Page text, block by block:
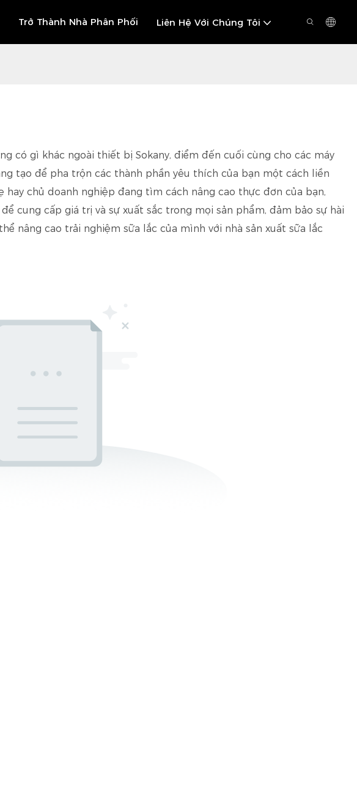
Trở Thành Nhà Phân Phối Liên Hệ Với Chúng Tôi
có gì khác ngoài thiết bị Sokany, điểm đến cuối cùng cho các máy
tạo để pha trộn các thành phần yêu thích của bạn một cách liền
chủ doanh nghiệp đang tìm cách nâng cao thực đơn của bạn,
cung cấp giá trị và sự xuất sắc trong mọi sản phẩm, đảm bảo sự hài
nâng cao trải nghiệm sữa lắc của mình với nhà sản xuất sữa lắc